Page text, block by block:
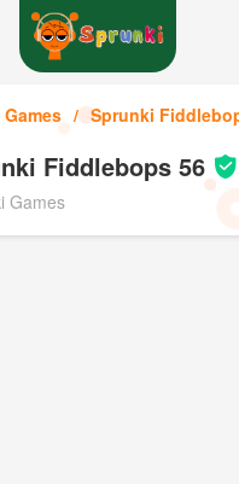
Sprunki
Fiddlebops 56
Games